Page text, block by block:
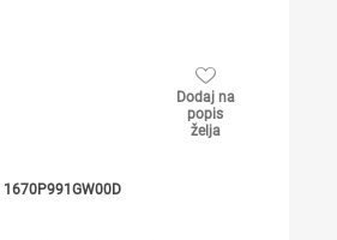
Dodaj na
popis
želja
1670P991GW00D